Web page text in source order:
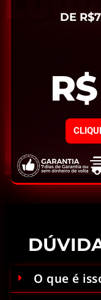
DE
O que é